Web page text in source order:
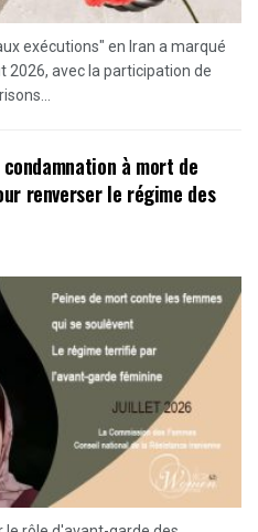
exécutions" en Iran a marqué
2026, avec la participation de
à mort de
renverser le régime des